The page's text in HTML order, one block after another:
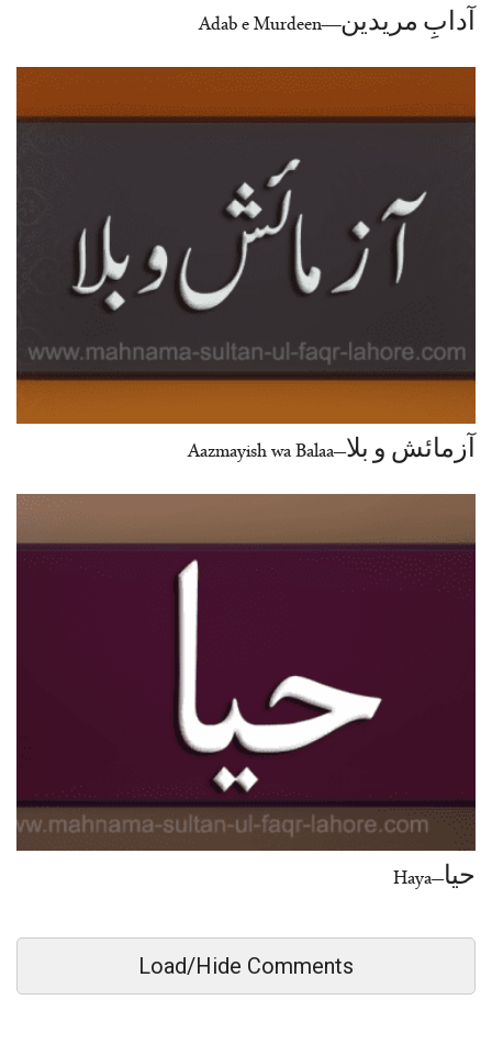
آدابِ مریدین—Adab e Murdeen
آزمائش و بلا–Aazmayish wa Balaa
حیا–Haya
Load/Hide Comments